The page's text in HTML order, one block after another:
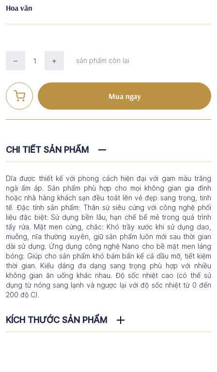
Hoa văn
sản phẩm còn lại
Mua ngay
CHI TIẾT SẢN PHẨM
Dĩa được thiết kế với phong cách hiện đại với gam màu trắng
ngà ấm áp. Sản phẩm phù hợp cho mọi không gian gia đình
hoặc nhà hàng khách sạn đều toát lên vẻ đẹp sang trọng, tinh
tế. Đặc tính sản phẩm: Thân sứ siêu cứng với công nghệ phối
liệu đặc biệt: Sử dụng bền lâu, hạn chế bể mẻ trong quá trình
tẩy rửa. Mặt men cứng, chắc: Khó trầy xước khi sử dụng dao,
muỗng, nĩa thường xuyên, giữ sản phẩm luôn mới sau thời gian
dài sử dụng. Ứng dụng công nghệ Nano cho bề mặt men láng
bóng: Giúp cho sản phẩm khó bám bẩn kể cả dầu mỡ, tiết kiệm
thời gian. Kiểu dáng đa dạng sang trọng phù hợp với nhiều
không gian ăn uống khác nhau. Độ sốc nhiệt cao (có thể sử
dụng từ nóng sang lạnh và ngược lại với độ sốc nhiệt từ 0 đến
200 độ C).
KÍCH THƯỚC SẢN PHẨM